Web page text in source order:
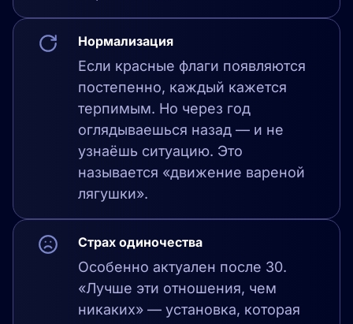
Нормализация
Если красные флаги появляются
постепенно, каждый кажется
терпимым. Но через год
оглядываешься назад — и не
узнаёшь ситуацию. Это
называется «движение вареной
лягушки».
Страх одиночества
Особенно актуален после 30.
«Лучше эти отношения, чем
никаких» — установка, которая